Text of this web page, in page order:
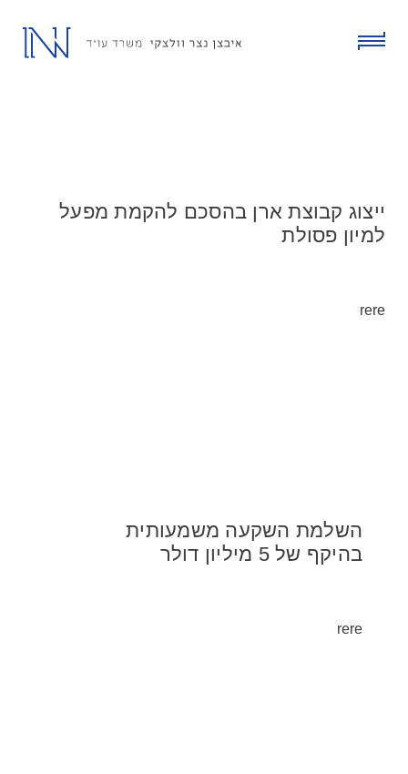
content
click
ייצוג קבוצת ארן בהסכם להקמת מפעל
למיון פסולת
rere
השלמת השקעה משמעותית
בהיקף של 5 מיליון דולר
rere